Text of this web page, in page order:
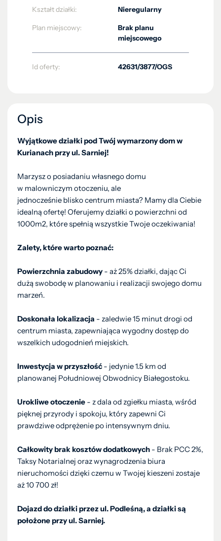
Kształt działki:
Nieregularny
Plan miejscowy:
Brak planu
miejscowego
Id oferty: 42631/3877/OGS
Opis
Wyjątkowe działki pod Twój wymarzony dom w
Kurianach przy ul. Sarniej!
Marzysz o posiadaniu własnego domu
w malowniczym otoczeniu, ale
jednocześnie blisko centrum miasta? Mamy dla Ciebie
idealną ofertę! Oferujemy działki o powierzchni od
1000m2, które spełnią wszystkie Twoje oczekiwania!
Zalety, które warto poznać:
Powierzchnia zabudowy - aż 25% działki, dając Ci
dużą swobodę w planowaniu i realizacji swojego domu
marzeń.
Doskonała lokalizacja - zaledwie 15 minut drogi od
centrum miasta, zapewniająca wygodny dostęp do
wszelkich udogodnień miejskich.
Inwestycja w przyszłość - jedynie 1.5 km od
planowanej Południowej Obwodnicy Białegostoku.
Urokliwe otoczenie - z dala od zgiełku miasta, wśród
pięknej przyrody i spokoju, który zapewni Ci
prawdziwe odprężenie po intensywnym dniu.
Całkowity brak kosztów dodatkowych - Brak PCC 2%,
Taksy Notarialnej oraz wynagrodzenia biura
nieruchomości dzięki czemu w Twojej kieszeni zostaje
aż 10 700 zł!
Dojazd do działki przez ul. Podleśną, a działki są
położone przy ul. Sarniej.